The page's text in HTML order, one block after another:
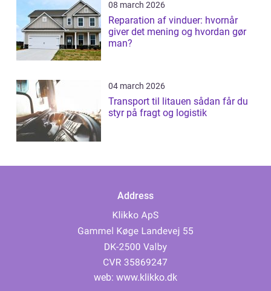
08 march 2026
Reparation af vinduer: hvornår
giver det mening og hvordan gør
man?
04 march 2026
Transport til litauen sådan får du
styr på fragt og logistik
Address
web: www.klikko.dk